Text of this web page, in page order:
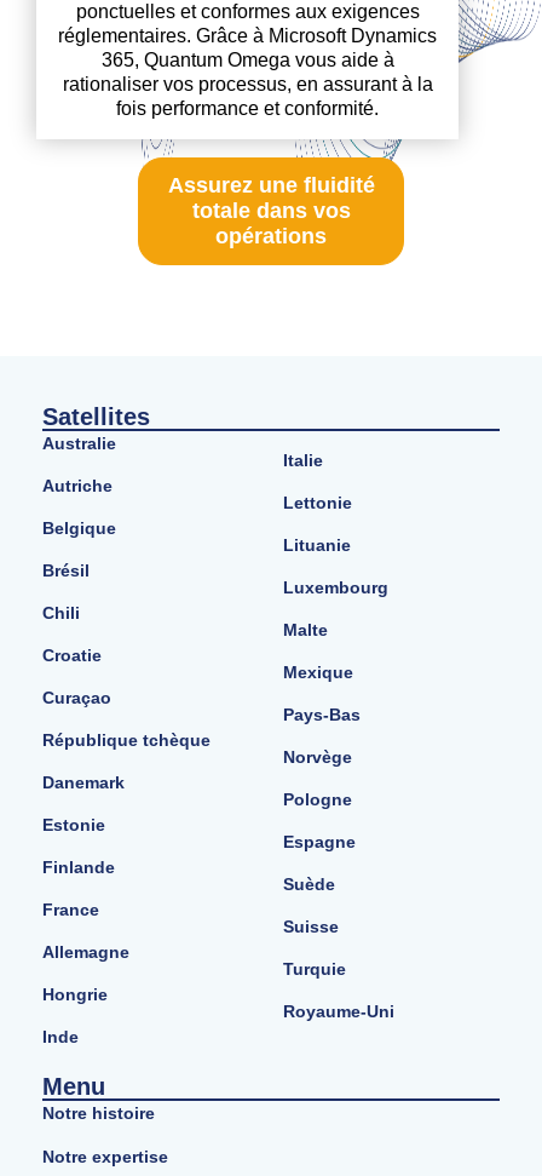
ponctuelles et conformes aux exigences
réglementaires. Grâce à Microsoft Dynamics
365, Quantum Omega vous aide à
rationaliser vos processus, en assurant à la
fois performance et conformité.
Assurez une fluidité
totale dans vos
opérations
Satellites
Australie
Autriche
Belgique
Brésil
Chili
Croatie
Curaçao
République tchèque
Danemark
Estonie
Finlande
France
Allemagne
Hongrie
Inde
Italie
Lettonie
Lituanie
Luxembourg
Malte
Mexique
Pays-Bas
Norvège
Pologne
Espagne
Suède
Suisse
Turquie
Royaume-Uni
Menu
Notre histoire
Notre expertise